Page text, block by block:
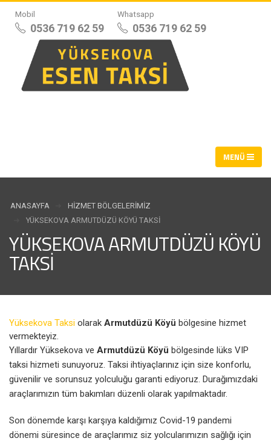
Mobil
0536 719 62 59
Whatsapp
0536 719 62 59
ANASAYFA
HIZMET BÖLGELERIMIZ
YÜKSEKOVA ARMUTDÜZÜ KÖYÜ TAKSI
YÜKSEKOVA ARMUTDÜZÜ KÖYÜ
TAKSI
Yüksekova Taksi olarak Armutdüzü Köyü bölgesine hizmet
vermekteyiz.
Yıllardır Yüksekova ve Armutdüzü Köyü bölgesinde lüks VIP
taksi hizmeti sunuyoruz. Taksi ihtiyaçlarınız için size konforlu,
güvenilir ve sorunsuz yolculuğu garanti ediyoruz. Durağımızdaki
araçlarımızın tüm bakımları düzenli olarak yapılmaktadır.
Son dönemde karşı karşıya kaldığımız Covid-19 pandemi
dönemi süresince de araçlarımız siz yolcularımızın sağlığı için